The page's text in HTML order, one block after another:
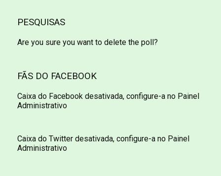
PESQUISAS
Are you sure you want to delete the poll?
FÃS DO FACEBOOK
Caixa do Facebook desativada, configure-a no Painel
Administrativo
Caixa do Twitter desativada, configure-a no Painel
Administrativo